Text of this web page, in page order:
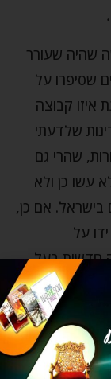
שהיה שעורר
שסיפרו על
איזו קבוצה
שלדעתי
שהרי גם
עשו כן ולא
בישראל. אם כן,
על
חדשות בעל
זה הרי
ולשנות!